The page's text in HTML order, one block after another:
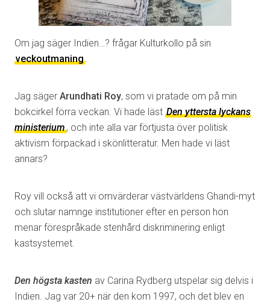
Om jag säger Indien…? frågar Kulturkollo på sin
veckoutmaning.
Jag säger Arundhati Roy, som vi pratade om på min
bokcirkel förra veckan. Vi hade läst Den yttersta lyckans
ministerium, och inte alla var förtjusta över politisk
aktivism förpackad i skönlitteratur. Men hade vi läst
annars?
Roy vill också att vi omvärderar västvärldens Ghandi-myt
och slutar namnge institutioner efter en person hon
menar förespråkade stenhård diskriminering enligt
kastsystemet.
Den högsta kasten av Carina Rydberg utspelar sig delvis i
Indien. Jag var 20+ när den kom 1997, och det blev en